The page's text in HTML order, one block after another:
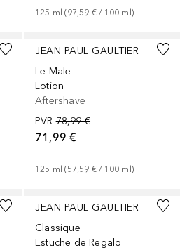
125 ml (97,59 € / 100 ml )
JEAN PAUL GAULTIER
Le Male
Lotion
Aftershave
PVR 78,99 €
71,99 €
125 ml (57,59 € / 100 ml )
JEAN PAUL GAULTIER
Classique
Estuche de Regalo